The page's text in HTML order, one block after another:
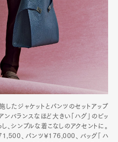
したジャケットとパンツのセットアップ
ンバランスなほど大きい「ハグ」のビッ
、シンプルな着こなしのアクセントに。
、パンツ¥176,000、バッグ「ハ